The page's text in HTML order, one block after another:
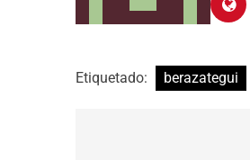
Etiquetado: berazategui